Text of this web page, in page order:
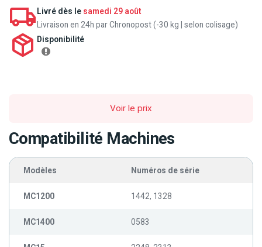
Livré dès le samedi 29 août
Livraison en 24h par Chronopost (-30 kg | selon colisage)
Disponibilité
Voir le prix
Compatibilité Machines
Modèles Numéros de série
MC1200 1442, 1328
MC1400 0583